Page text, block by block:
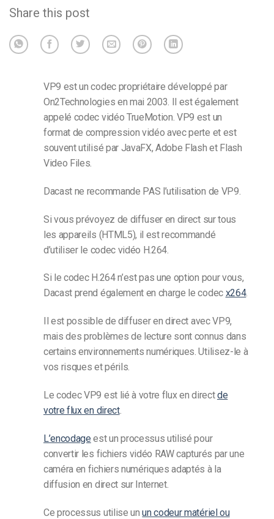
Share this post
VP9 est un codec propriétaire développé par
On2Technologies en mai 2003. Il est également
appelé codec vidéo TrueMotion. VP9 est un
format de compression vidéo avec perte et est
souvent utilisé par JavaFX, Adobe Flash et Flash
Video Files.
Dacast ne recommande PAS l’utilisation de VP9.
Si vous prévoyez de diffuser en direct sur tous
les appareils (HTML5), il est recommandé
d’utiliser le codec vidéo H.264.
Si le codec H.264 n’est pas une option pour vous,
Dacast prend également en charge le codec x264.
Il est possible de diffuser en direct avec VP9,
mais des problèmes de lecture sont connus dans
certains environnements numériques. Utilisez-le à
vos risques et périls.
Le codec VP9 est lié à votre flux en directde
votre flux en direct.
L’encodage est un processus utilisé pour
convertir les fichiers vidéo RAW capturés par une
caméra en fichiers numériques adaptés à la
diffusion en direct sur Internet.
Ce processus utilise unun codeur matériel ou